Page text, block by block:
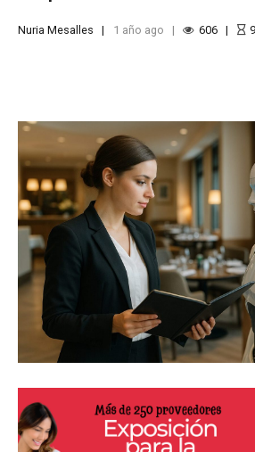
Nuria Mesalles 1 año ago 606 9